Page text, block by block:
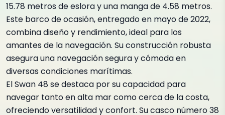
15.78 metros de eslora y una manga de 4.58 metros.
Este barco de ocasión, entregado en mayo de 2022,
combina diseño y rendimiento, ideal para los
amantes de la navegación. Su construcción robusta
asegura una navegación segura y cómoda en
diversas condiciones marítimas.
El Swan 48 se destaca por su capacidad para
navegar tanto en alta mar como cerca de la costa,
ofreciendo versatilidad y confort. Su casco número 38